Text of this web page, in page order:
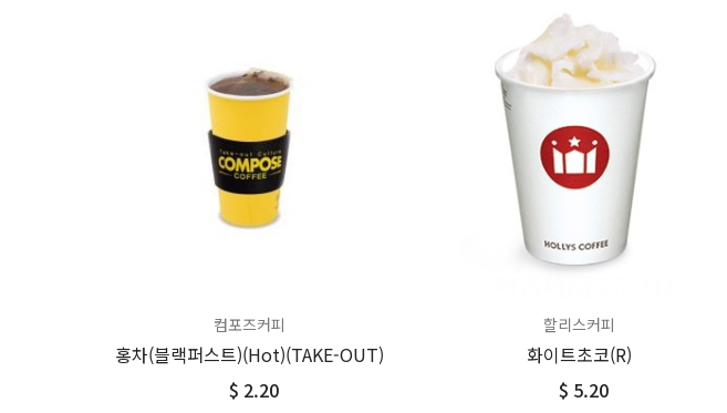
컴포즈커피
홍차(블랙퍼스트)(Hot)(TAKE-OUT)
$ 2.20
할리스커피
화이트초코(R)
$ 5.20